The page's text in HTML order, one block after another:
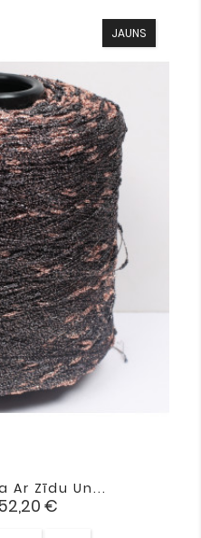
JAUNS
Ar Zīdu Un...
Cena
52,20 €